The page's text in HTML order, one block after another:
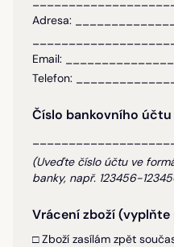
Adresa:
Email:
Telefon:
Číslo bankovního
(Uveďte číslo účtu ve
banky, např. 123456-
Vrácení zboží (vyplňte
□ Zboží zasílám zpět